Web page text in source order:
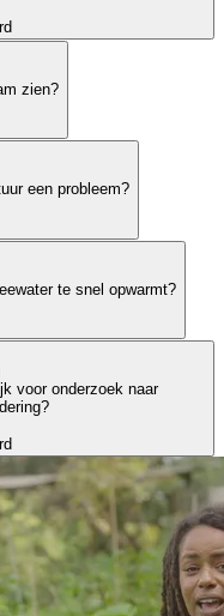
zien?
een probleem?
te snel opwarmt?
voor onderzoek naar